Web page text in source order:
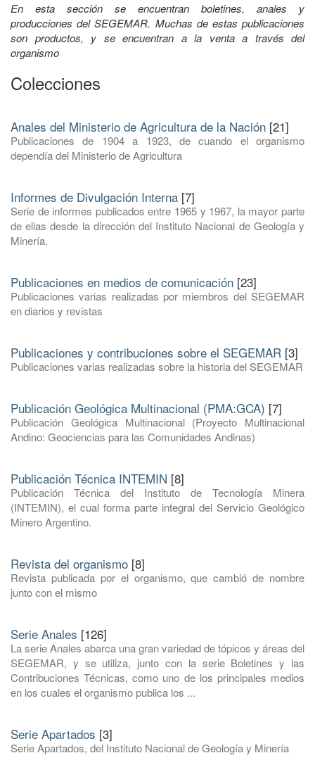
En esta sección se encuentran boletines, anales y
producciones del SEGEMAR. Muchas de estas publicaciones
son productos, y se encuentran a la venta a través del
organismo
Colecciones
Anales del Ministerio de Agricultura de la Nación [21]
Publicaciones de 1904 a 1923, de cuando el organismo
dependía del Ministerio de Agricultura
Informes de Divulgación Interna [7]
Serie de informes publicados entre 1965 y 1967, la mayor parte
de ellas desde la dirección del Instituto Nacional de Geología y
Minería.
Publicaciones en medios de comunicación [23]
Publicaciones varias realizadas por miembros del SEGEMAR
en diarios y revistas
Publicaciones y contribuciones sobre el SEGEMAR [3]
Publicaciones varias realizadas sobre la historia del SEGEMAR
Publicación Geológica Multinacional (PMA:GCA) [7]
Publicación Geológica Multinacional (Proyecto Multinacional
Andino: Geociencias para las Comunidades Andinas)
Publicación Técnica INTEMIN [8]
Publicación Técnica del Instituto de Tecnología Minera
(INTEMIN), el cual forma parte integral del Servicio Geológico
Minero Argentino.
Revista del organismo [8]
Revista publicada por el organismo, que cambió de nombre
junto con el mismo
Serie Anales [126]
La serie Anales abarca una gran variedad de tópicos y áreas del
SEGEMAR, y se utiliza, junto con la serie Boletines y las
Contribuciones Técnicas, como uno de los principales medios
en los cuales el organismo publica los ...
Serie Apartados [3]
Serie Apartados, del Instituto Nacional de Geología y Minería